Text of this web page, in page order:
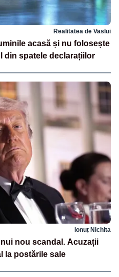
Realitatea de Vaslui
acasă și nu folosește
din spatele declarațiilor
Ionuț Nichita
nou scandal. Acuzații
la postările sale